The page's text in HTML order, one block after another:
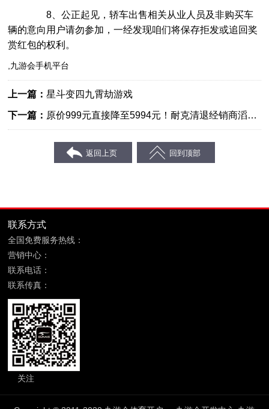
8、公正起见，轿车出售相关从业人员及非购买车
辆的意向用户请勿参加，一经发现咱们将保存拒发或追回奖
赏红包的权利。
,九游会手机平台
上一篇：星斗变四九霄劫游戏
下一篇： 原价999元直接降至5994元！耐克清退经销商滔搏
打折促销耐克库存
联系方式
全国免费服务热线：
营销中心：
联系电话：
联系传真：
关注